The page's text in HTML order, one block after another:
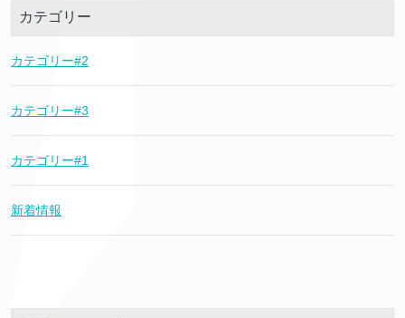
カテゴリー
カテゴリー#2
カテゴリー#3
カテゴリー#1
新着情報